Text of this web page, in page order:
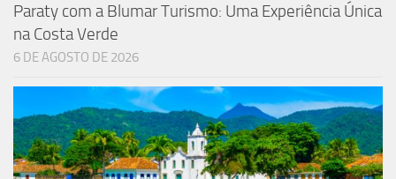
Paraty com a Blumar Turismo: Uma Experiência Única
na Costa Verde
6 DE AGOSTO DE 2026